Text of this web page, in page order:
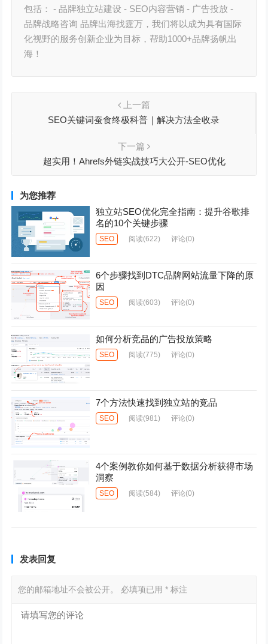
包括： - 品牌独立站建设 - SEO内容营销 - 广告投放 -
品牌战略咨询 品牌出海找霆万，我们将以成为具有国际
化视野的服务创新企业为目标，帮助1000+品牌扬帆出
海！
上一篇
SEO关键词蚕食终极科普｜解决方法全收录
下一篇
超实用！Ahrefs外链实战技巧大公开-SEO优化
为您推荐
独立站SEO优化完全指南：提升谷歌排
名的10个关键步骤
SEO 阅读(622) 评论(0)
6个步骤找到DTC品牌网站流量下降的原
因
SEO 阅读(603) 评论(0)
如何分析竞品的广告投放策略
SEO 阅读(775) 评论(0)
7个方法快速找到独立站的竞品
SEO 阅读(981) 评论(0)
4个案例教你如何基于数据分析获得市场
洞察
SEO 阅读(584) 评论(0)
发表回复
您的邮箱地址不会被公开。 必填项已用* 标注